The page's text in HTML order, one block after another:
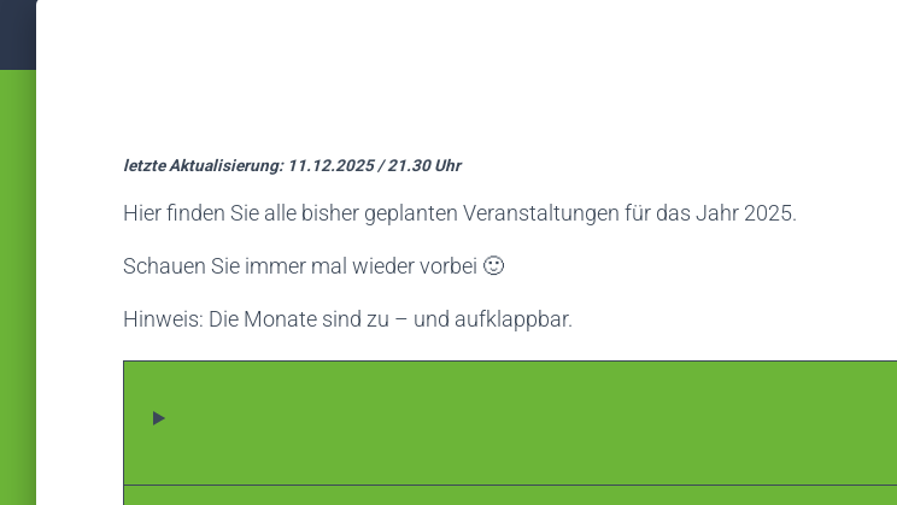
letzte Aktualisierung: 11.12.2025 / 21.30 Uhr
Hier finden Sie alle bisher geplanten Veranstaltungen für das Jahr 2025.
Schauen Sie immer mal wieder vorbei 🙂
Hinweis: Die Monate sind zu – und aufklappbar.